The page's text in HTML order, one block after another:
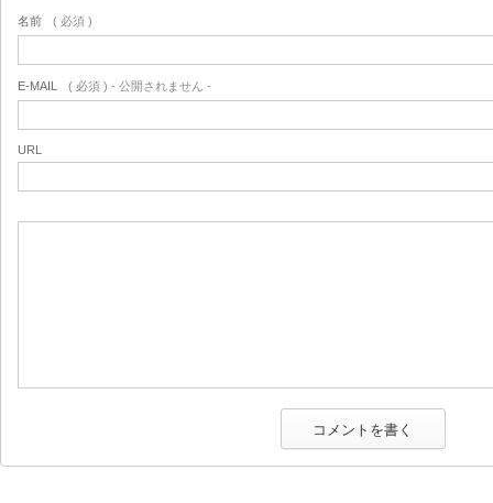
名前 ( 必須 )
E-MAIL ( 必須 ) - 公開されません -
URL